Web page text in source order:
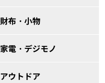
財布・小物
家電・デジモノ
アウトドア